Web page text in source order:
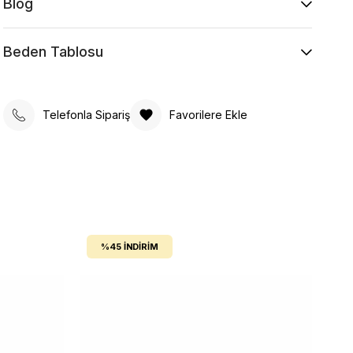
Beden Tablosu
Telefonla Sipariş Favorilere Ekle
%45 İNDIRIM